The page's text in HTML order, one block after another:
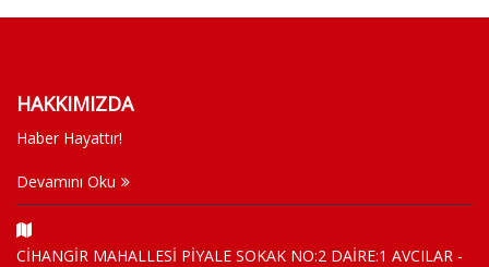
HAKKIMIZDA
Haber Hayattır!
Devamını Oku
CİHANGİR MAHALLESİ PİYALE SOKAK NO:2 DAİRE:1 AVCILAR -